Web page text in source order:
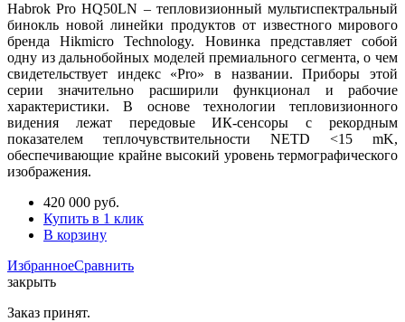
Habrok Pro HQ50LN – тепловизионный мультиспектральный
бинокль новой линейки продуктов от известного мирового
бренда Hikmicro Technology. Новинка представляет собой
одну из дальнобойных моделей премиального сегмента, о чем
свидетельствует индекс «Pro» в названии. Приборы этой
серии значительно расширили функционал и рабочие
характеристики. В основе технологии тепловизионного
видения лежат передовые ИК-сенсоры с рекордным
показателем теплочувствительности NETD <15 mK,
обеспечивающие крайне высокий уровень термографического
изображения.
420 000 руб.
Купить в 1 клик
В корзину
ИзбранноеСравнить
закрыть
Заказ принят.